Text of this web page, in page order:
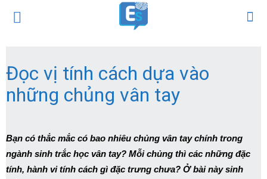
Đọc vị tính cách dựa vào
những chủng vân tay
Bạn có thắc mắc có bao nhiêu chủng vân tay chính trong
ngành sinh trắc học vân tay? Mỗi chủng thì các những đặc
tính, hành vi tính cách gì đặc trưng chưa? Ở bài này sinh